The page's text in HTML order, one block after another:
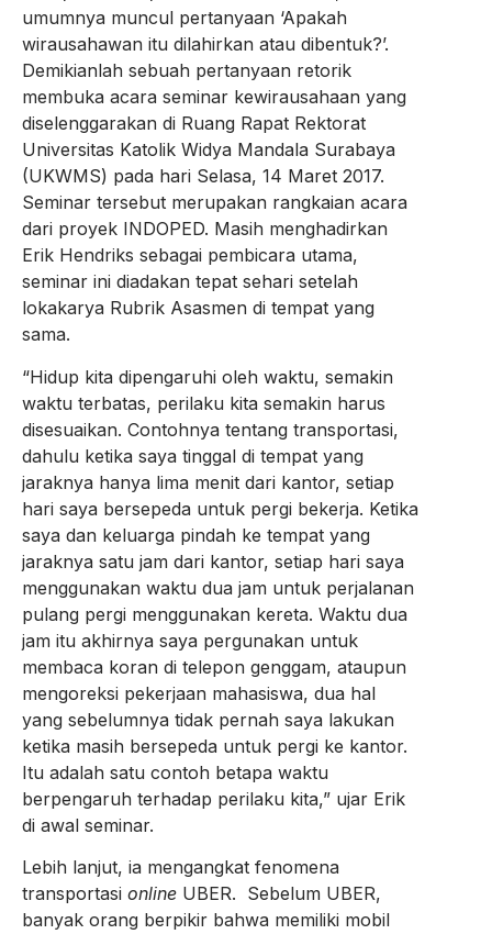
umumnya muncul pertanyaan ‘Apakah
wirausahawan itu dilahirkan atau dibentuk?’.
Demikianlah sebuah pertanyaan retorik
membuka acara seminar kewirausahaan yang
diselenggarakan di Ruang Rapat Rektorat
Universitas Katolik Widya Mandala Surabaya
(UKWMS) pada hari Selasa, 14 Maret 2017.
Seminar tersebut merupakan rangkaian acara
dari proyek INDOPED. Masih menghadirkan
Erik Hendriks sebagai pembicara utama,
seminar ini diadakan tepat sehari setelah
lokakarya Rubrik Asasmen di tempat yang
sama.
“Hidup kita dipengaruhi oleh waktu, semakin
waktu terbatas, perilaku kita semakin harus
disesuaikan. Contohnya tentang transportasi,
dahulu ketika saya tinggal di tempat yang
jaraknya hanya lima menit dari kantor, setiap
hari saya bersepeda untuk pergi bekerja. Ketika
saya dan keluarga pindah ke tempat yang
jaraknya satu jam dari kantor, setiap hari saya
menggunakan waktu dua jam untuk perjalanan
pulang pergi menggunakan kereta. Waktu dua
jam itu akhirnya saya pergunakan untuk
membaca koran di telepon genggam, ataupun
mengoreksi pekerjaan mahasiswa, dua hal
yang sebelumnya tidak pernah saya lakukan
ketika masih bersepeda untuk pergi ke kantor.
Itu adalah satu contoh betapa waktu
berpengaruh terhadap perilaku kita,” ujar Erik
di awal seminar.
Lebih lanjut, ia mengangkat fenomena
transportasi online UBER. Sebelum UBER,
banyak orang berpikir bahwa memiliki mobil